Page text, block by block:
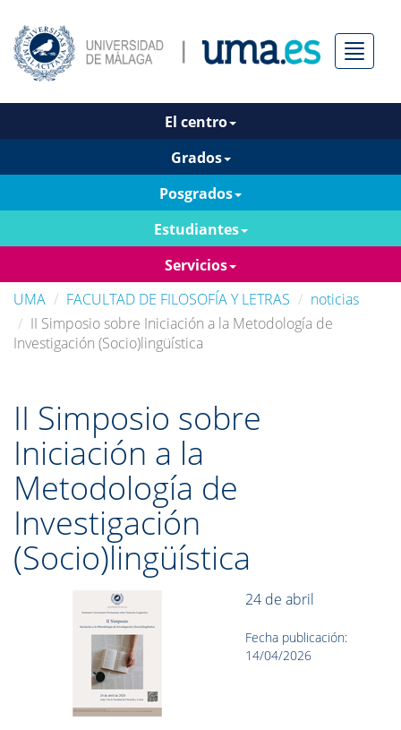
Menú
El centro
Grados
Posgrados
Estudiantes
Servicios
UMA
FACULTAD DE FILOSOFÍA Y LETRAS
noticias
II Simposio sobre Iniciación a la Metodología de
Investigación (Socio)lingüística
II Simposio sobre
Iniciación a la
Metodología de
Investigación
(Socio)lingüística
24 de abril
Fecha publicación:
14/04/2026